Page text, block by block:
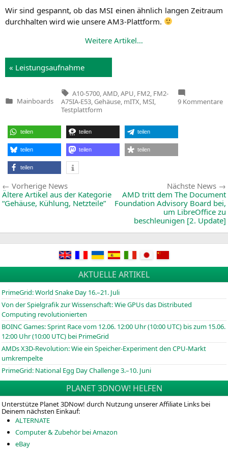
Wir sind gespannt, ob das MSI einen ähn­lich lan­gen Zeit­raum
durch­hal­ten wird wie unse­re AM3-Plattform.
Wei­te­re Artikel…
« Leis­tungs­auf­nah­me
Veröffentlicht
Mainboards
Tags:
A10-5700 AMD APU FM2 FM2-
A75IA-E53,Gehäuse, mITX, MSI,
Testplattform
9 Kommentare
teilen teilen teilen
teilen teilen teilen
teilen
Beitragsnavigation
Vorherige NewsVorherige
News:
Ältere Artikel aus der Kategorie
“Gehäuse, Kühlung, Netzteile”
Nächste News
AMD tritt dem The Document
Foundation Advisory Board bei,
um LibreOffice zu
beschleunigen [2. Update]
AKTUELLE ARTIKEL
PrimeGrid: World Snake Day 16.–21. Juli
Von der Spielgrafik zur Wissenschaft: Wie GPUs das Distributed
Computing revolutionierten
BOINCGames: Sprint Race vom 12.06. 12:00 Uhr (10:00 UTC) bis zum 15.06.
12:00 Uhr (10:00 UTC) bei PrimeGrid
AMDs X3D-Revolution: Wie ein Speicher-Experiment den CPU-Markt
umkrempelte
PrimeGrid: National Egg Day Challenge 3.–10. Juni
PLANET 3DNOW! HELFEN
Unterstütze Planet 3DNow! durch Nutzung unserer Affiliate Links bei
Deinem nächsten Einkauf:
ALTERNATE
Computer & Zubehör bei Amazon
eBay